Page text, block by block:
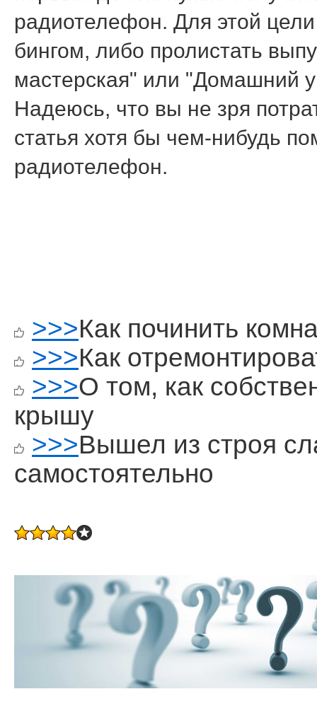
радиотелефон. Для этой
бингом, либо пролистать
мастерская" или "Домашний
Надеюсь, что вы не зря
статья хотя бы чем-нибудь
радиотелефон.
>>>Как починить
>>>Как
>>>О том, как
крышу
>>>Вышел из строя
самостоятельно